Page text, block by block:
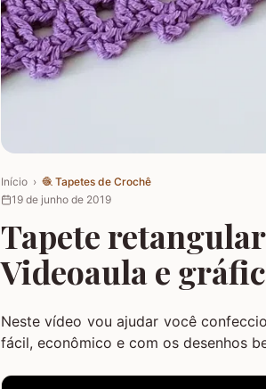
Início › 🧶 Tapetes de Crochê
19 de junho de 2019
Tapete
Videoaula e
Neste vídeo vou ajudar você
fácil, econômico e com os desenhos